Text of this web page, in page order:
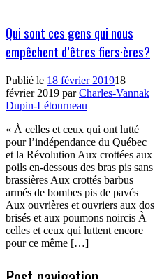
Qui sont ces gens qui nous
empêchent d’êtres fiers·ères?
Publié le 18 février 201918
février 2019 parCharles-Vannak
Dupin-Létourneau
« À celles et ceux qui ont lutté
pour l’indépendance du Québec
et la Révolution Aux crottées aux
poils en-dessous des bras pis sans
brassières Aux crottés barbus
armés de bombes pis de pavés
Aux ouvrières et ouvriers aux dos
brisés et aux poumons noircis À
celles et ceux qui luttent encore
pour ce même […]